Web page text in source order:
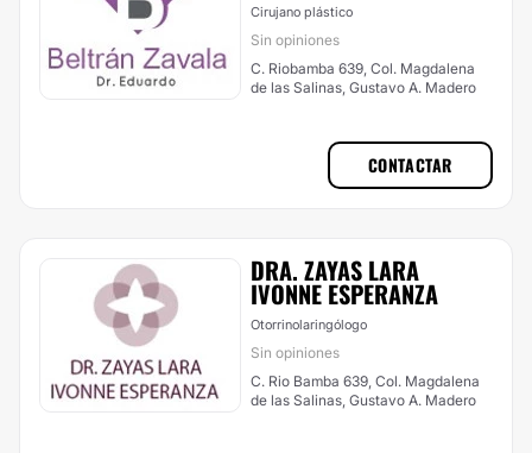
Cirujano plástico
Sin opiniones
C. Riobamba 639, Col. Magdalena
de las Salinas, Gustavo A. Madero
CONTACTAR
DRA. ZAYAS LARA
IVONNE ESPERANZA
Otorrinolaringólogo
Sin opiniones
C. Rio Bamba 639, Col. Magdalena
de las Salinas, Gustavo A. Madero